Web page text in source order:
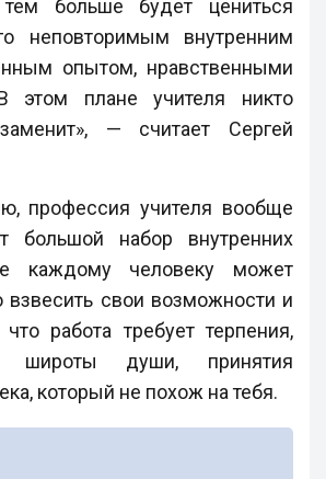
больше будет цениться
неповторимым внутренним
опытом, нравственными
этом плане учителя никто
— считает Сергей
профессия учителя вообще
большой набор внутренних
каждому человеку может
взвесить свои возможности и
работа требует терпения,
широты души, принятия
который не похож на тебя.